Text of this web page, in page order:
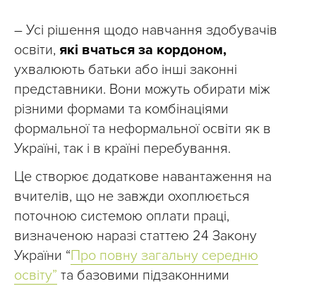
– Усі рішення щодо навчання здобувачів
освіти, які вчаться за кордоном,
ухвалюють батьки або інші законні
представники. Вони можуть обирати між
різними формами та комбінаціями
формальної та неформальної освіти як в
Україні, так і в країні перебування.
Це створює додаткове навантаження на
вчителів, що не завжди охоплюється
поточною системою оплати праці,
визначеною наразі статтею 24 Закону
України “Про повну загальну середню
освіту” та базовими підзаконними